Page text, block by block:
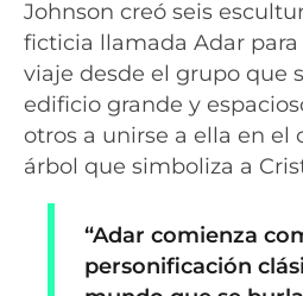
Johnson creó seis
ficticia llamada Adar
viaje desde el grupo que
edificio grande y
otros a unirse a ella en el
árbol que simboliza a
“Adar comienza
personificación